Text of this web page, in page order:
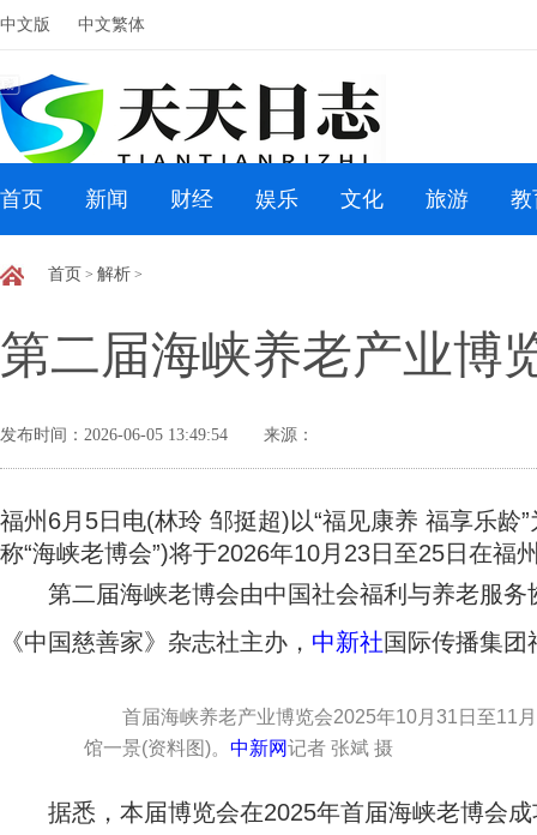
中文版 中文繁体
首页 新闻 财经 娱乐 文化 旅游 教
首页 > 解析 >
第二届海峡养老产业博
发布时间：2026-06-05 13:49:54 来源：
福州6月5日电(林玲 邹挺超)以“福见康养 福享乐龄
称“海峡老博会”)将于2026年10月23日至25日在福
第二届海峡老博会由中国社会福利与养老服务
《中国慈善家》杂志社主办， 中新社国际传播集
首届海峡养老产业博览会2025年10月31日至11
馆一景(资料图)。 中新网记者 张斌 摄
据悉，本届博览会在2025年首届海峡老博会成